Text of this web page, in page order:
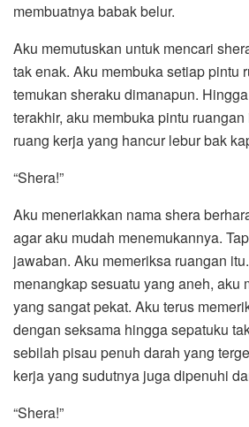
membuatnya babak belur.
Aku memutuskan untuk mencari
tak enak. Aku membuka setiap pintu
temukan sheraku dimanapun.
terakhir, aku membuka pintu
ruang kerja yang hancur lebur bak
“Shera!”
Aku meneriakkan nama shera
agar aku mudah menemukannya.
jawaban. Aku memeriksa ruangan
menangkap sesuatu yang aneh, aku
yang sangat pekat. Aku terus
dengan seksama hingga sepatuku
sebilah pisau penuh darah yang
kerja yang sudutnya juga dipenuhi
“Shera!”